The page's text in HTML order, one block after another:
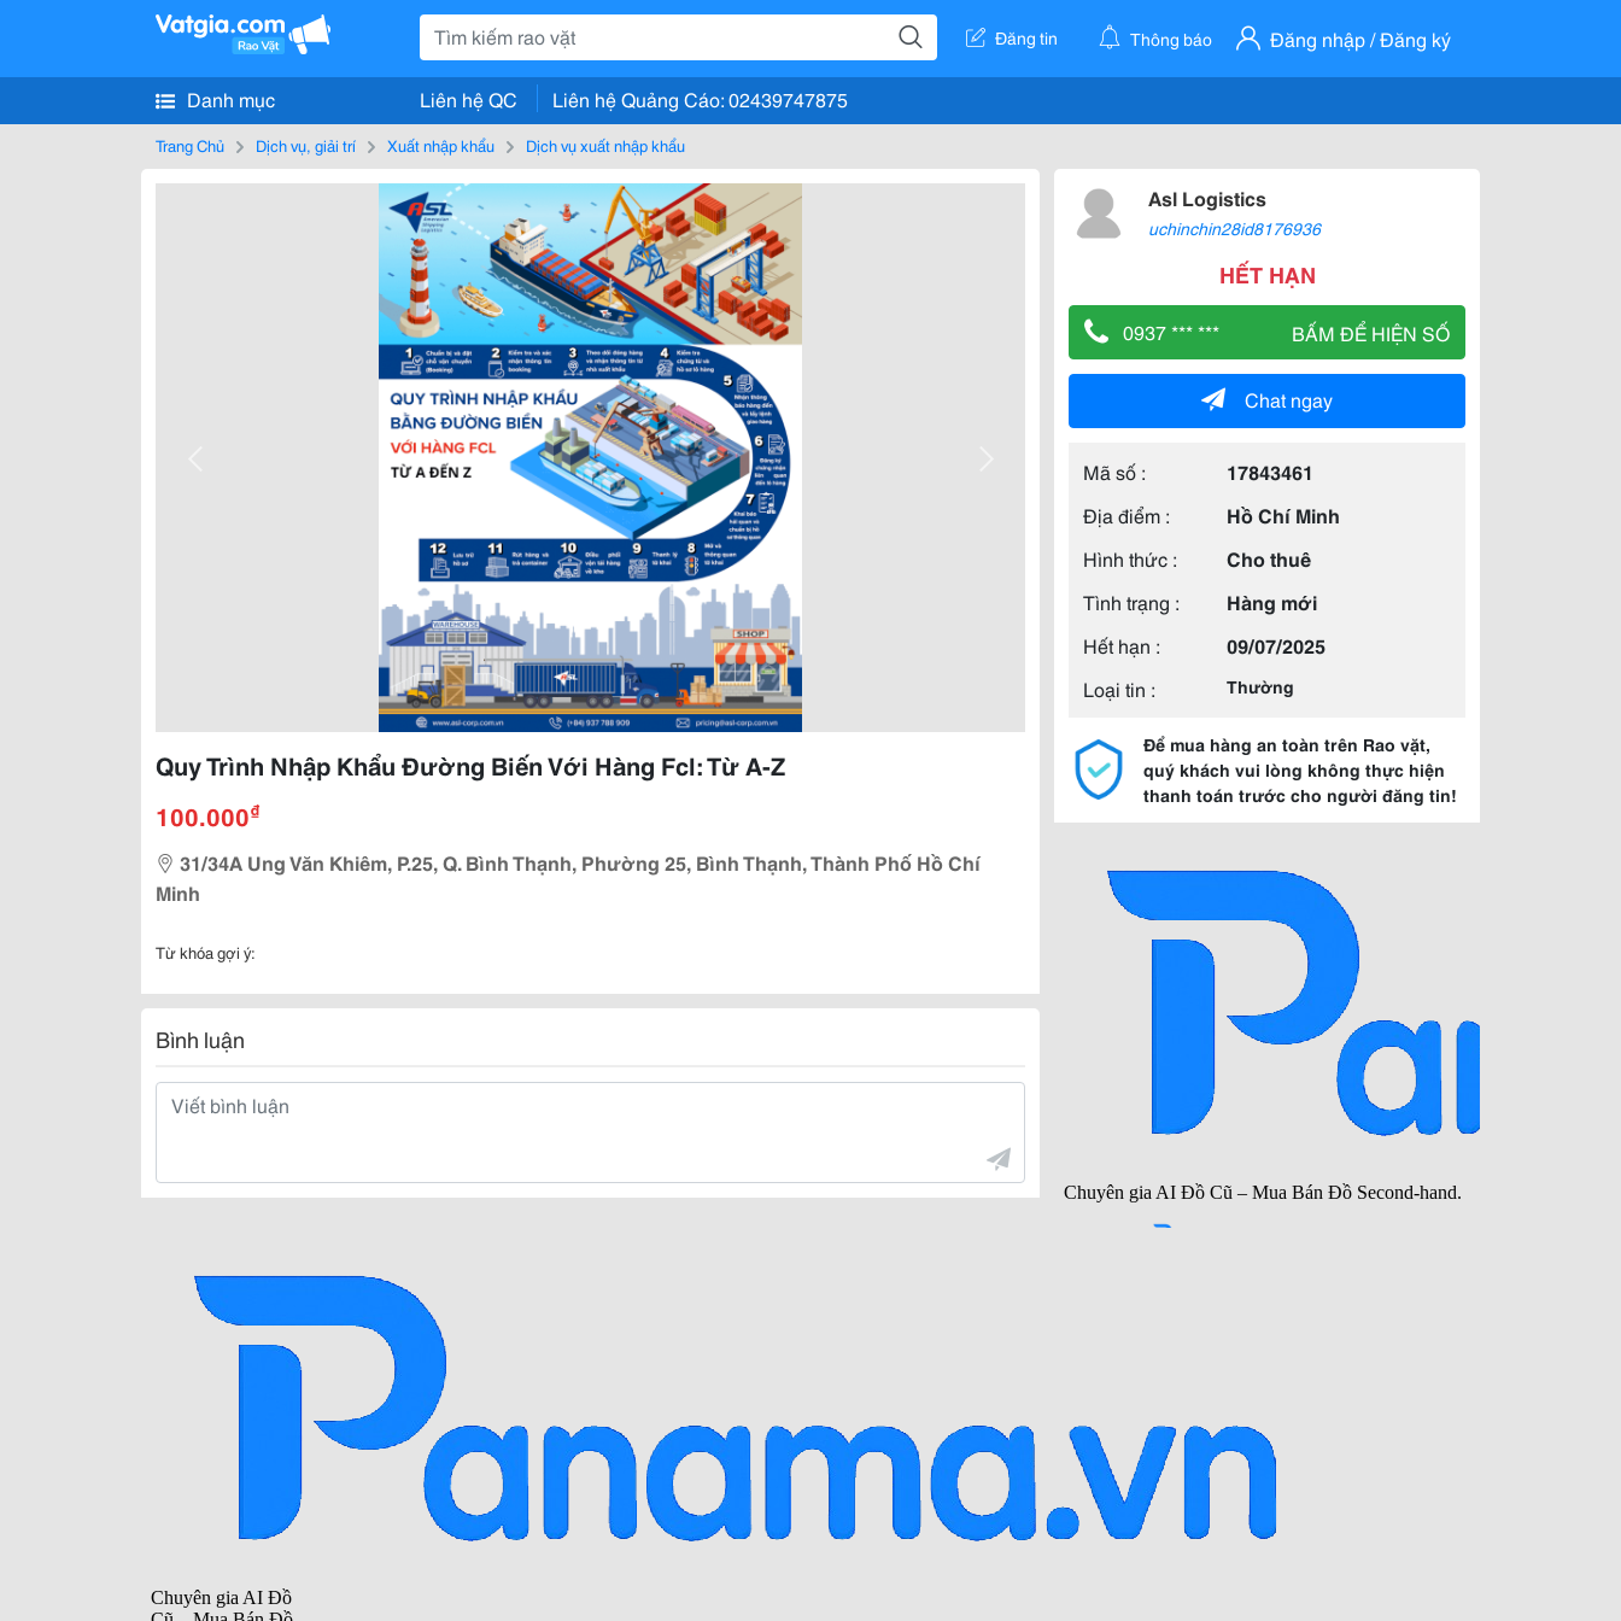
Đăng tin Thông báo Đăng nhập / Đăng ký
Danh mục Liên hệ QC Liên hệ Quảng Cáo: 02439747875
Trang Chủ Dịch vụ, giải trí Xuất nhập khẩu Dịch vụ xuất nhập khẩu
Quy Trình Nhập Khẩu Đường Biến Với Hàng Fcl: Từ A-Z
100.000₫
31/34A Ung Văn Khiêm, P.25, Q. Bình Thạnh, Phường 25, Bình Thạnh, Thành Phố Hồ Chí
Minh
Từ khóa gợi ý:
Bình luận
Asl Logistics
uchinchin28id8176936
HẾT HẠN
0937 *** *** BẤM ĐỂ HIỆN SỐ
Chat ngay
Mã số :
17843461
Địa điểm :
Hồ Chí Minh
Hình thức :
Cho thuê
Tình trạng :
Hàng mới
Hết hạn :
09/07/2025
Loại tin :
Thường
Để mua hàng an toàn trên Rao vặt,
quý khách vui lòng không thực hiện
thanh toán trước cho người đăng tin!